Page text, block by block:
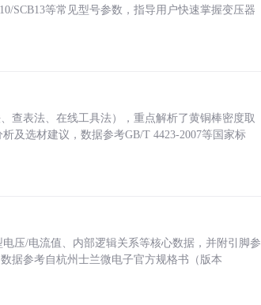
SCB13等常见型号参数，指导用户快速掌握变压器
查表法、在线工具法），重点解析了黄铜棒密度取
及选材建议，数据参考GB/T 4423-2007等国家标
压/电流值、内部逻辑关系等核心数据，并附引脚参
据参考自杭州士兰微电子官方规格书（版本